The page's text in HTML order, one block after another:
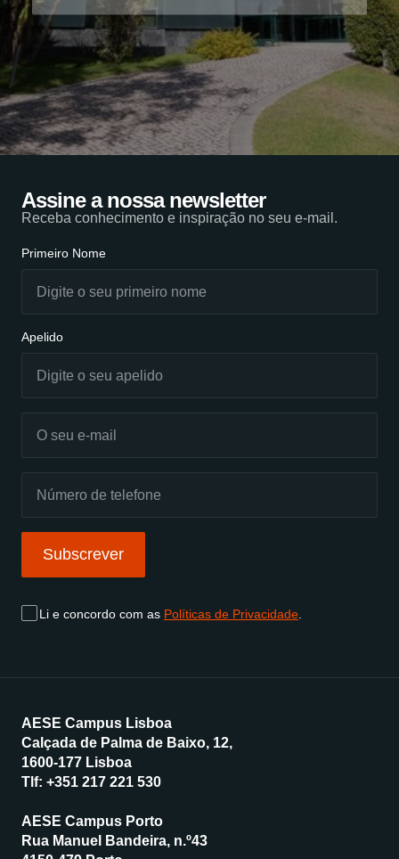
Assine a nossa newsletter
Receba conhecimento e inspiração no seu e-mail.
Primeiro Nome
Apelido
Subscrever
Li e concordo com as Políticas de Privacidade
AESE Campus Lisboa
Calçada de Palma de Baixo, 12,
1600-177 Lisboa
Tlf: +351 217 221 530
AESE Campus Porto
Rua Manuel Bandeira, n.º43